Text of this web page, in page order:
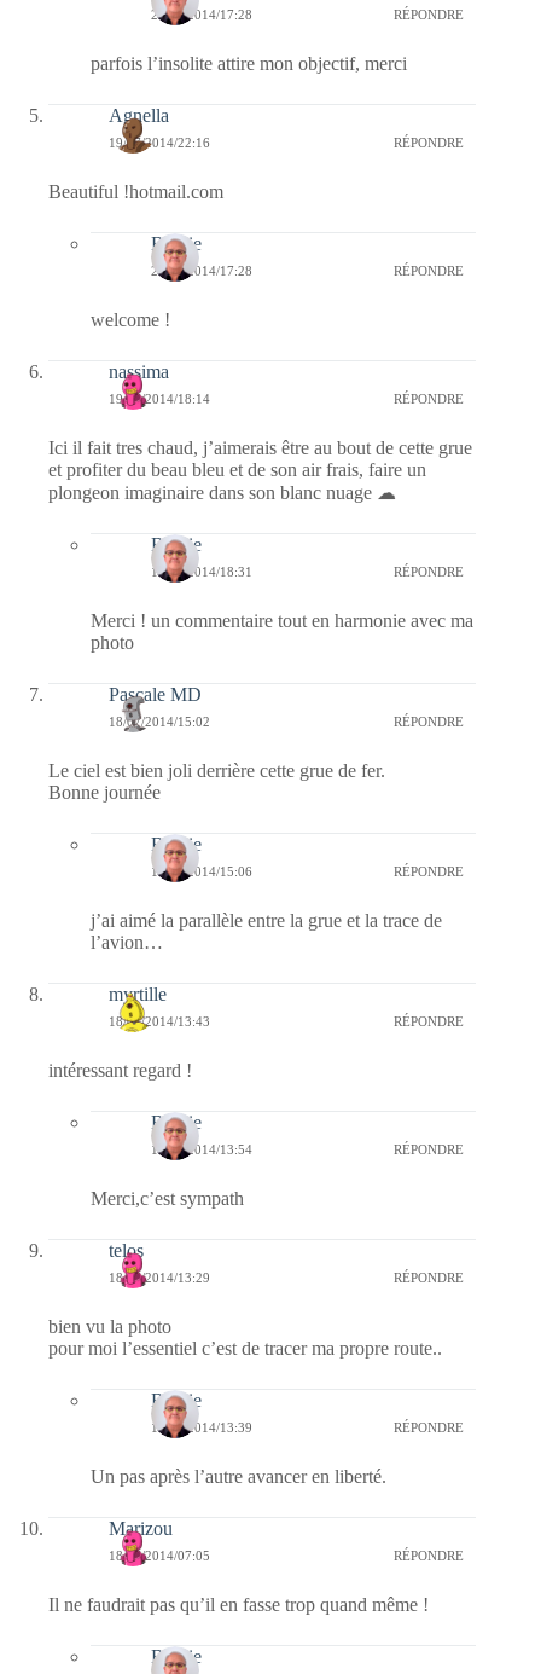
20/07/2014/17:28 RÉPONDRE
parfois l’insolite attire mon objectif, merci
Agnella
19/07/2014/22:16 RÉPONDRE
Beautiful !hotmail.com
Bernie
20/07/2014/17:28 RÉPONDRE
welcome !
nassima
19/07/2014/18:14 RÉPONDRE
Ici il fait tres chaud, j’aimerais être au bout de cette grue
et profiter du beau bleu et de son air frais, faire un
plongeon imaginaire dans son blanc nuage ☁
Bernie
19/07/2014/18:31 RÉPONDRE
Merci ! un commentaire tout en harmonie avec ma
photo
Pascale MD
18/07/2014/15:02 RÉPONDRE
Le ciel est bien joli derrière cette grue de fer.
Bonne journée
Bernie
18/07/2014/15:06 RÉPONDRE
j’ai aimé la parallèle entre la grue et la trace de
l’avion…
myrtille
18/07/2014/13:43 RÉPONDRE
intéressant regard !
Bernie
18/07/2014/13:54 RÉPONDRE
Merci,c’est sympath
telos
18/07/2014/13:29 RÉPONDRE
bien vu la photo
pour moi l’essentiel c’est de tracer ma propre route..
Bernie
18/07/2014/13:39 RÉPONDRE
Un pas après l’autre avancer en liberté.
Marizou
18/07/2014/07:05 RÉPONDRE
Il ne faudrait pas qu’il en fasse trop quand même !
Bernie